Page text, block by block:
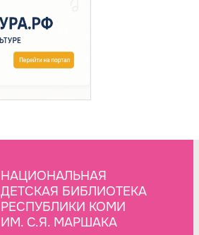
НАЦИОНАЛЬНАЯ
ДЕТСКАЯ БИБЛИОТЕКА
РЕСПУБЛИКИ КОМИ
ИМ. С.Я. МАРШАКА